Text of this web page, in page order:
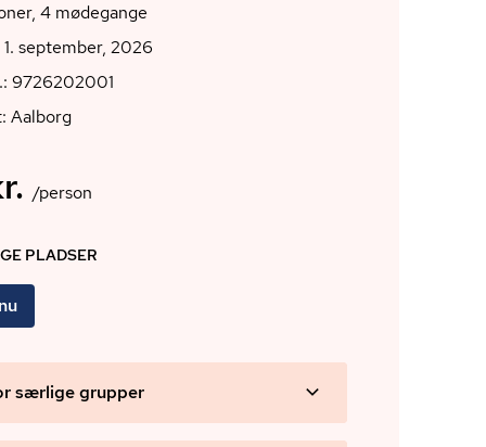
4 mødegange
september, 2026
9726202001
Aalborg
/person
PLADSER
særlige grupper